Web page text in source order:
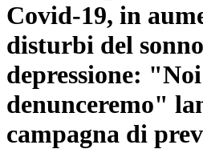
Covid-19, in
disturbi del
depressione: "Noi
denunceremo"
campagna di